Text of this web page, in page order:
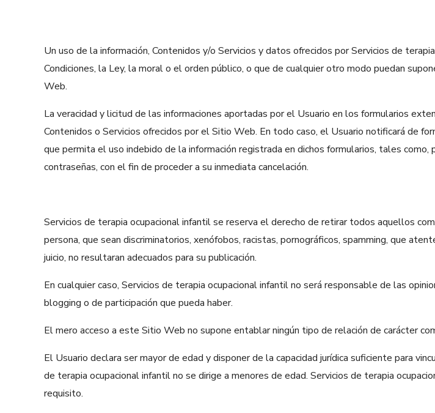
Un uso de la información, Contenidos y/o Servicios y datos ofrecidos por Servicios de
Condiciones, la Ley, la moral o el orden público, o que de cualquier otro modo puedan
Web.
La veracidad y licitud de las informaciones aportadas por el Usuario en los formularios
Contenidos o Servicios ofrecidos por el Sitio Web. En todo caso, el Usuario notificará de
que permita el uso indebido de la información registrada en dichos formularios, tales
contraseñas, con el fin de proceder a su inmediata cancelación.
Servicios de terapia ocupacional infantil se reserva el derecho de retirar todos aquellos
persona, que sean discriminatorios, xenófobos, racistas, pornográficos, spamming, que
juicio, no resultaran adecuados para su publicación.
En cualquier caso, Servicios de terapia ocupacional infantil no será responsable de las
blogging o de participación que pueda haber.
El mero acceso a este Sitio Web no supone entablar ningún tipo de relación de carácter
El Usuario declara ser mayor de edad y disponer de la capacidad jurídica suficiente para
de terapia ocupacional infantil no se dirige a menores de edad. Servicios de terapia
requisito.